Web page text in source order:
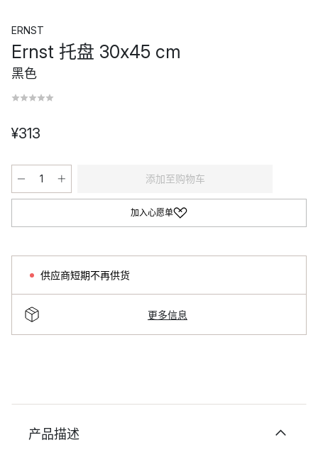
ERNST
Ernst 托盘 30x45 cm
黑色
¥313
添加至购物车
加入心愿单
供应商短期不再供货
更多信息
产品描述